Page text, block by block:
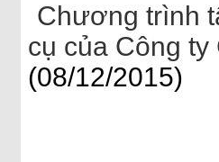
Chương trình
cụ của Công
(08/12/2015)